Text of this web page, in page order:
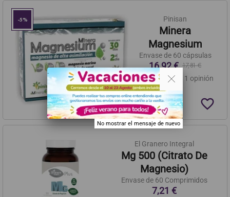
-5% Pinisan
Minera
Magnesium
Envase de 60 cápsulas
16,92 € 17,81 €
1 opinión
favorite_border
El Granero Integral
Mg 500 (Citrato De
Magnesio)
Envase de 60 Comprimidos
7,21 €
. .
No mostrar el mensaje de nuevo